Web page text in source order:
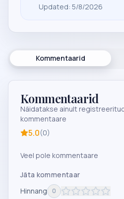
Updated: 5/8/2026
Kommentaarid
Kommentaarid
Näidatakse ainult
kommentaare
5.0(0)
Veel pole kommentaare
Jäta kommentaar
Hinnang
0